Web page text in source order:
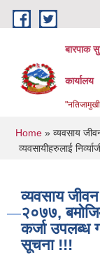
Skip to main content
बारपाक
कार्यालय
You are
Home » व्यवसाय
व्यवसायीहरुलाई
व्यवसाय जीवन
२०७७,
कर्जा उपलब्ध
सूचना !!!